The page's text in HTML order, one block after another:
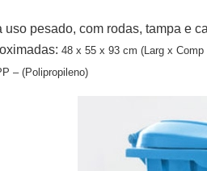
uso pesado, com rodas, tampa e
48 x 55 x 93 cm (Larg x
–(Polipropileno)